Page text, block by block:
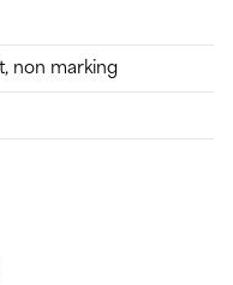
non marking